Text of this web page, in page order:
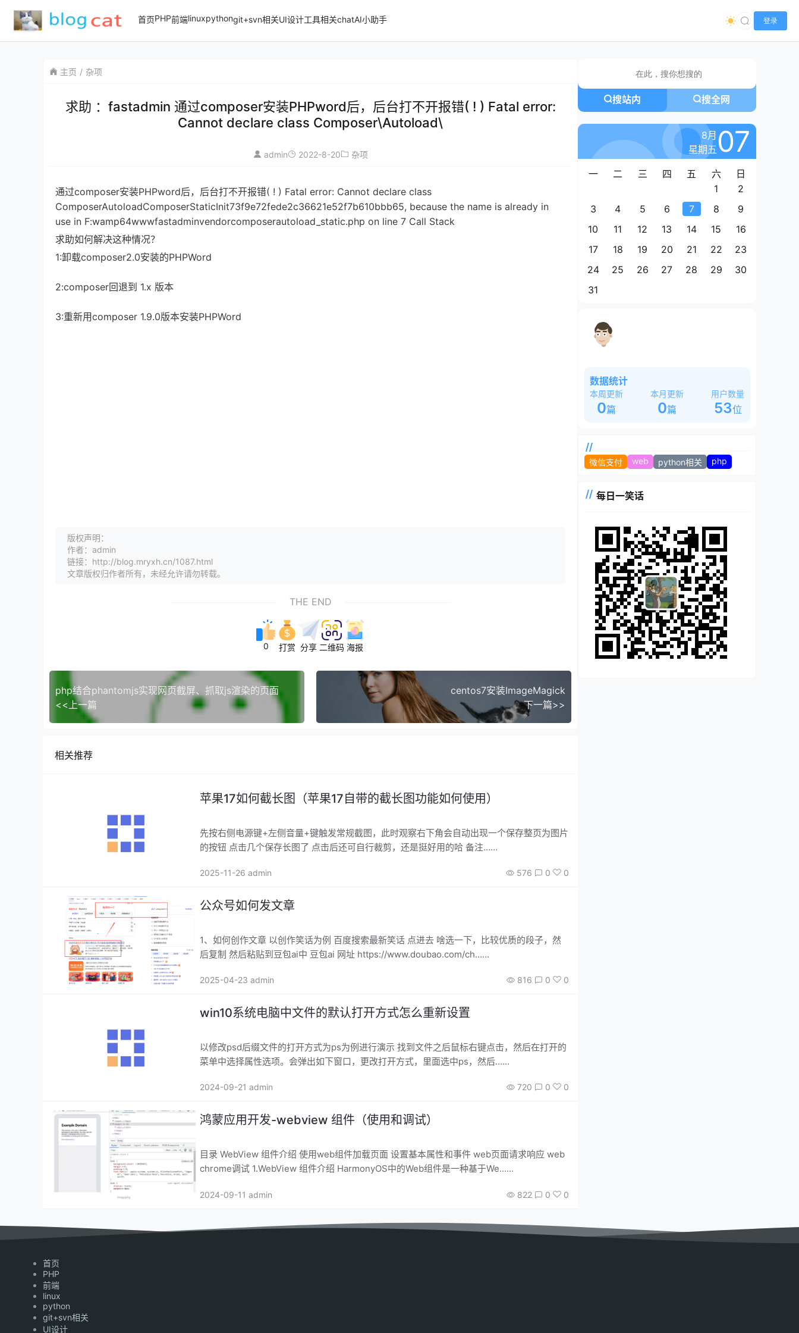
首页PHP前端linuxpythongit+svn相关UI设计工具相关chatAI小助手 登录
主页 杂项
求助 ：fastadmin 通过composer安装PHPword后，后台打不开报错( ! ) Fatal error:
Cannot declare class Composer\Autoload\
admin 2022-8-20 杂项
通过composer安装PHPword后，后台打不开报错( ! ) Fatal error: Cannot declare class
ComposerAutoloadComposerStaticInit73f9e72fede2c36621e52f7b610bbb65, because the name is already in
use in F:wamp64wwwfastadminvendorcomposerautoload_static.php on line 7 Call Stack
求助如何解决这种情况？
1:卸载composer2.0安装的PHPWord
2:composer回退到 1.x 版本
3:重新用composer 1.9.0版本安装PHPWord
版权声明：
作者：admin
链接：http://blog.mryxh.cn/1087.html
文章版权归作者所有，未经允许请勿转载。
THE END
0 打赏 分享 二维码 海报
php结合phantomjs实现网页截屏、抓取js渲染的页面
<<上一篇
centos7安装ImageMagick
下一篇>>
相关推荐
苹果17如何截长图（苹果17自带的截长图功能如何使用）
先按右侧电源键+左侧音量+键触发常规截图，此时观察右下角会自动出现一个保存整页为图片
的按钮 点击几个保存长图了 点击后还可自行裁剪，还是挺好用的哈 备注……
2025-11-26 admin 576 0 0
公众号如何发文章
1、如何创作文章 以创作笑话为例 百度搜索最新笑话 点进去 啥选一下，比较优质的段子，然
后复制 然后粘贴到豆包ai中 豆包ai 网址 https://www.doubao.com/ch……
2025-04-23 admin 816 0 0
win10系统电脑中文件的默认打开方式怎么重新设置
以修改psd后缀文件的打开方式为ps为例进行演示 找到文件之后鼠标右键点击，然后在打开的
菜单中选择属性选项。会弹出如下窗口，更改打开方式，里面选中ps，然后……
2024-09-21 admin 720 0 0
鸿蒙应用开发-webview 组件（使用和调试）
目录 WebView 组件介绍 使用web组件加载页面 设置基本属性和事件 web页面请求响应 web
chrome调试 1.WebView 组件介绍 HarmonyOS中的Web组件是一种基于We……
2024-09-11 admin 822 0 0
搜站内 搜全网
8月
星期五 07
一 二 三 四 五 六
日
1
2
3
4 5 6 7 8
9
10
11 12 13 14 15
16
17
18 19 20 21 22
23
24
25 26 27 28 29
30
31
数据统计
本周更新
0篇
本月更新
0篇
用户数量
53位
微信支付 web python相关 php
每日一笑话
首页
PHP
前端
linux
python
git+svn相关
UI设计